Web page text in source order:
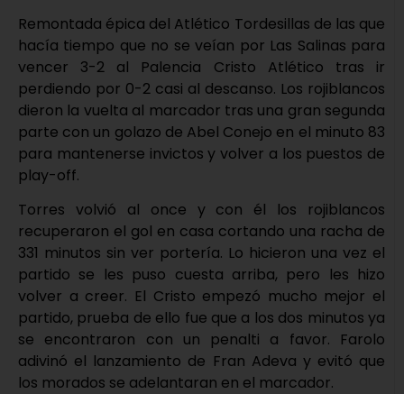
Remontada épica del Atlético Tordesillas de las que
hacía tiempo que no se veían por Las Salinas para
vencer 3-2 al Palencia Cristo Atlético tras ir
perdiendo por 0-2 casi al descanso. Los rojiblancos
dieron la vuelta al marcador tras una gran segunda
parte con un golazo de Abel Conejo en el minuto 83
para mantenerse invictos y volver a los puestos de
play-off.
Torres volvió al once y con él los rojiblancos
recuperaron el gol en casa cortando una racha de
331 minutos sin ver portería. Lo hicieron una vez el
partido se les puso cuesta arriba, pero les hizo
volver a creer. El Cristo empezó mucho mejor el
partido, prueba de ello fue que a los dos minutos ya
se encontraron con un penalti a favor. Farolo
adivinó el lanzamiento de Fran Adeva y evitó que
los morados se adelantaran en el marcador.